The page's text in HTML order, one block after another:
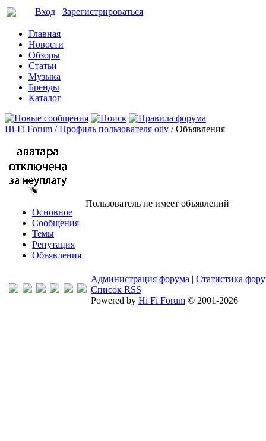
Вход Зарегистрироваться
Главная
Новости
Обзоры
Статьи
Музыка
Бренды
Каталог
Hi-Fi Forum / Профиль пользователя otiv / Объявления
Основное
Сообщения
Темы
Репутация
Объявления
Пользователь не имеет объявлений
Администрация форума | Статистика
Список RSS
Powered by Hi Fi Forum © 2001-2026